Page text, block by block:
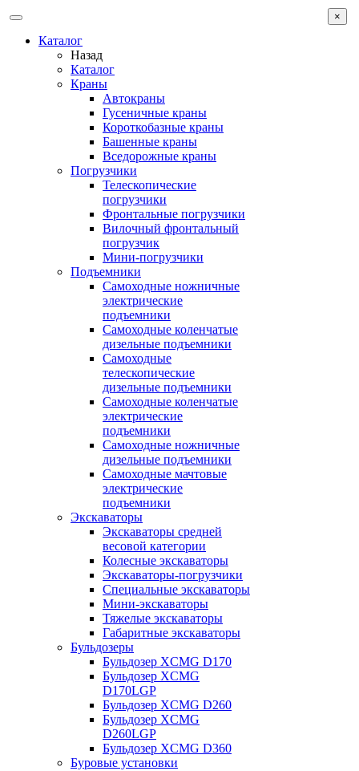
Каталог
Назад
Каталог
Краны
Автокраны
Гусеничные краны
Короткобазные краны
Башенные краны
Вcедорожные краны
Погрузчики
Телескопические
погрузчики
Фронтальные погрузчики
Вилочный фронтальный
погрузчик
Мини-погрузчики
Подъемники
Самоходные ножничные
электрические
подъемники
Самоходные коленчатые
дизельные подъемники
Самоходные
телескопические
дизельные подъемники
Самоходные коленчатые
электрические
подъемники
Самоходные ножничные
дизельные подъемники
Самоходные мачтовые
электрические
подъемники
Экскаваторы
Экскаваторы средней
весовой категории
Колесные экскаваторы
Экскаваторы-погрузчики
Специальные экскаваторы
Мини-экскаваторы
Тяжелые экскаваторы
Габаритные экскаваторы
Бульдозеры
Бульдозер XCMG D170
Бульдозер XCMG
D170LGP
Бульдозер XCMG D260
Бульдозер XCMG
D260LGP
Бульдозер XCMG D360
Буровые установки
×